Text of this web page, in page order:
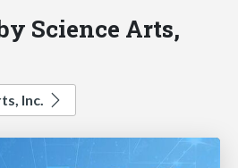
Science Arts,
Inc.